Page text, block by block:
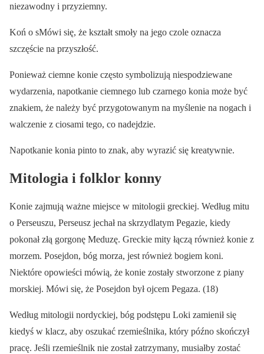
niezawodny i przyziemny.
Koń o sMówi się, że kształt smoły na jego czole oznacza
szczęście na przyszłość.
Ponieważ ciemne konie często symbolizują niespodziewane
wydarzenia, napotkanie ciemnego lub czarnego konia może być
znakiem, że należy być przygotowanym na myślenie na nogach i
walczenie z ciosami tego, co nadejdzie.
Napotkanie konia pinto to znak, aby wyrazić się kreatywnie.
Mitologia i folklor konny
Konie zajmują ważne miejsce w mitologii greckiej. Według mitu
o Perseuszu, Perseusz jechał na skrzydlatym Pegazie, kiedy
pokonał złą gorgonę Meduzę. Greckie mity łączą również konie z
morzem. Posejdon, bóg morza, jest również bogiem koni.
Niektóre opowieści mówią, że konie zostały stworzone z piany
morskiej. Mówi się, że Posejdon był ojcem Pegaza. (18)
Według mitologii nordyckiej, bóg podstępu Loki zamienił się
kiedyś w klacz, aby oszukać rzemieślnika, który późno skończył
pracę. Jeśli rzemieślnik nie został zatrzymany, musiałby zostać